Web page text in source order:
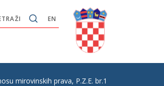
EN
mirovinskih prava, P.Z.E. br.127